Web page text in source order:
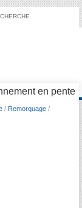
en pente
/ Remorquage /